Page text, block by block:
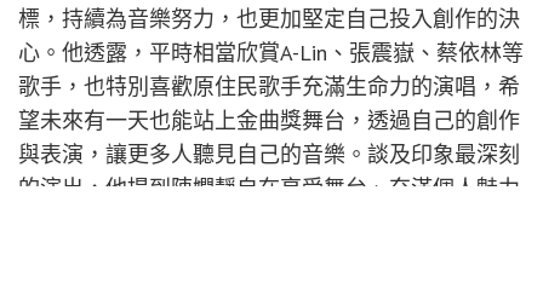
標，持續為音樂努力，也更加堅定自己投入創作的決
心。他透露，平時相當欣賞A-Lin、張震嶽、蔡依林等
歌手，也特別喜歡原住民歌手充滿生命力的演唱，希
望未來有一天也能站上金曲獎舞台，透過自己的創作
與表演，讓更多人聽見自己的音樂。談及印象最深刻
的演出，他提到陳嫺靜自在享受舞台、充滿個人魅力